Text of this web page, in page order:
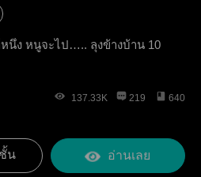
นึ่ง หนูจะไป….. ลุงข้างบ้าน 10
137.33K 219 640
น อ่านเลย